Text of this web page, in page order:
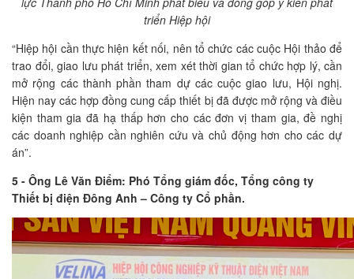
triển Hiệp hội
“Hiệp hội cần thực hiện kết nối, nên tổ chức các cuộc Hội thảo để
trao đổi, giao lưu phát triển, xem xét thời gian tổ chức hợp lý, cần
mở rộng các thành phần tham dự các cuộc giao lưu, Hội nghị.
Hiện nay các hợp đồng cung cấp thiết bị đã được mở rộng và điều
kiện tham gia đã hạ thấp hơn cho các đơn vị tham gia, đề nghị
các doanh nghiệp cần nghiên cứu và chủ động hơn cho các dự
án”.
5 - Ông Lê Văn Điểm: Phó Tổng giám đốc, Tổng công ty
Thiết bị điện Đông Anh – Công ty Cổ phần.